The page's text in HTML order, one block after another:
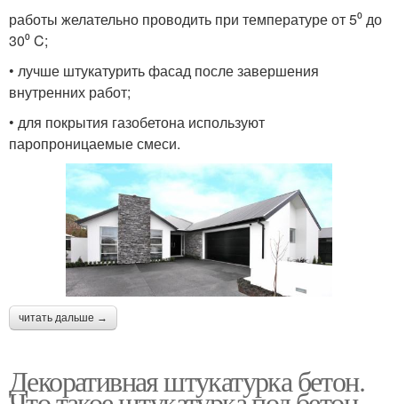
работы желательно проводить при температуре от 5⁰ до
30⁰ C;
• лучше штукатурить фасад после завершения
внутренних работ;
• для покрытия газобетона используют
паропроницаемые смеси.
читать дальше →
Декоративная штукатурка бетон.